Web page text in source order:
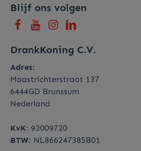
Blijf ons volgen
DrankKoning C.V.
Adres:
Maastrichterstraat 137
6444GD Brunssum
Nederland
KvK: 93009720
BTW: NL866247385B01